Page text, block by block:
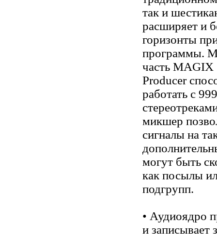
так и
расширяет и
горизонты
программы.
часть MAGIX
Producer
работать с
микшер
сигналы на
могут быть
как посылы
подгрупп.
• Аудиоядро
и записывает